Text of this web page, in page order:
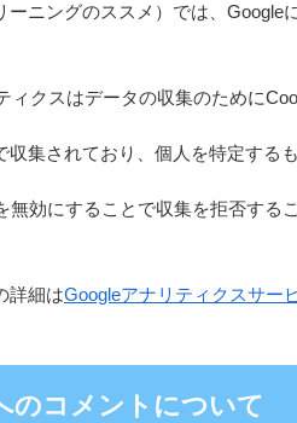
ーニングのススメ）では、
ィクスはデータの収集のために
収集されており、個人を特定する
無効にすることで収集を拒否する
詳細はGoogleアナリティクスサー
のコメントについて